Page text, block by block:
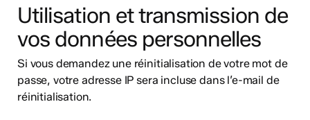
Utilisation et transmission de
vos données personnelles
Si vous demandez une réinitialisation de votre mot de
passe, votre adresse IP sera incluse dans l’e-mail de
réinitialisation.